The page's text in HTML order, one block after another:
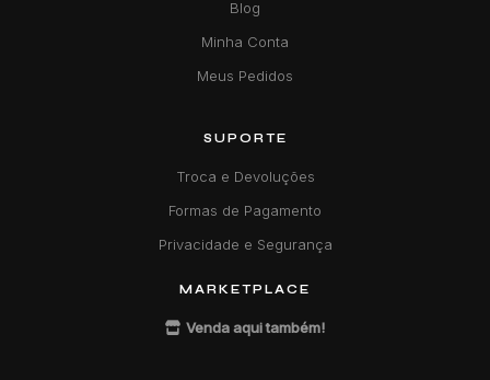
Blog
Minha Conta
Meus Pedidos
SUPORTE
Troca e Devoluções
Formas de Pagamento
Privacidade e Segurança
MARKETPLACE
Venda aqui também!